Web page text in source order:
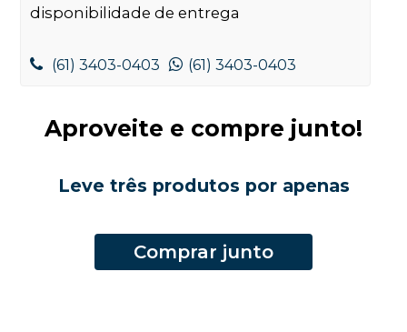
disponibilidade de entrega
(61) 3403-0403 (61) 3403-0403
Aproveite e compre junto!
Leve três produtos por apenas
Comprar junto